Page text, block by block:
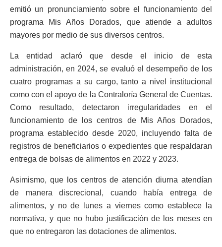
emitió un pronunciamiento sobre el funcionamiento del
programa Mis Años Dorados, que atiende a adultos
mayores por medio de sus diversos centros.
La entidad aclaró que desde el inicio de esta
administración, en 2024, se evaluó el desempeño de los
cuatro programas a su cargo, tanto a nivel institucional
como con el apoyo de la Contraloría General de Cuentas.
Como resultado, detectaron irregularidades en el
funcionamiento de los centros de Mis Años Dorados,
programa establecido desde 2020, incluyendo falta de
registros de beneficiarios o expedientes que respaldaran
entrega de bolsas de alimentos en 2022 y 2023.
Asimismo, que los centros de atención diurna atendían
de manera discrecional, cuando había entrega de
alimentos, y no de lunes a viernes como establece la
normativa, y que no hubo justificación de los meses en
que no entregaron las dotaciones de alimentos.